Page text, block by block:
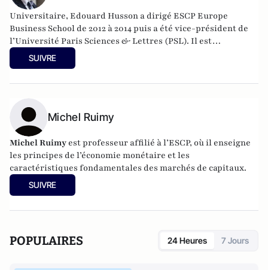
Universitaire, Edouard Husson a dirigé ESCP Europe
Business School de 2012 à 2014puis a été vice-président de
l’Université Paris Sciences & Lettres (PSL). Il est
actuellement professeur à l’Institut Franco-Allemand
d’Etudes Européennes (à l’Université de Cergy-Pontoise).
d’ouvrages et de nombreux articles sur l’histoire de
l’Allemagne depuis la Révolution française, l’histoire des
mondialisations, l’histoire de la monnaie, l’histoire du
nazisme et des autres violences de masse au XXème siècle
ou l’histoire des relations internationales et des conflits
contemporains. Il écrit en ce moment une biographie de
Benjamin Disraëli.
SUIVRE
Michel Ruimy
Michel Ruimy est professeur affilié à l’ESCP, où il enseigne
les principes de l’économie monétaire et les
caractéristiques fondamentales des marchés de capitaux.
SUIVRE
POPULAIRES 24 Heures 7 Jours